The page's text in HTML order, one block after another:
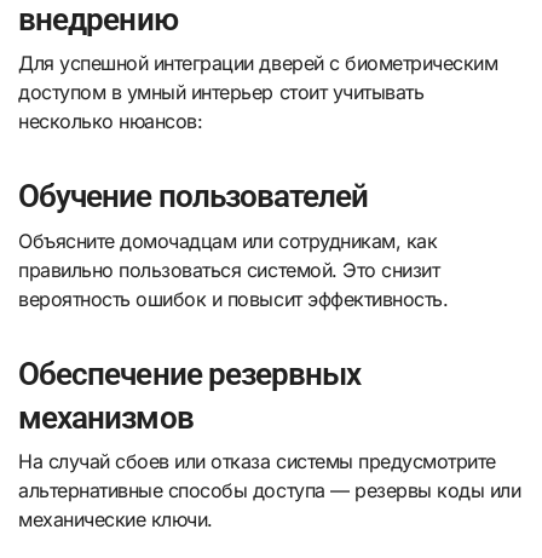
внедрению
Для успешной интеграции дверей с биометрическим
доступом в умный интерьер стоит учитывать
несколько нюансов:
Обучение пользователей
Объясните домочадцам или сотрудникам, как
правильно пользоваться системой. Это снизит
вероятность ошибок и повысит эффективность.
Обеспечение резервных
механизмов
На случай сбоев или отказа системы предусмотрите
альтернативные способы доступа — резервы коды или
механические ключи.